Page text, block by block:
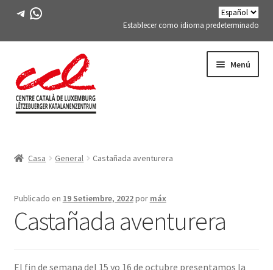
Telegrama
WhatsApp
Establecer como idioma predeterminado
la
navegación
al
contenido
Menú
ACTIVIDADES
CURSOS
MIEMBROS DE FES-TE
Casa General Castañada aventurera
Publicado en 19 Setiembre, 2022por máx
Castañada aventurera
El fin de semana del 15 yo 16 de octubre presentamos la